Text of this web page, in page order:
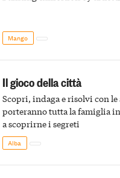
Mango
Il gioco della città
Scopri, indaga e risolvi con
porteranno tutta la famiglia
a scoprirne i segreti
Alba